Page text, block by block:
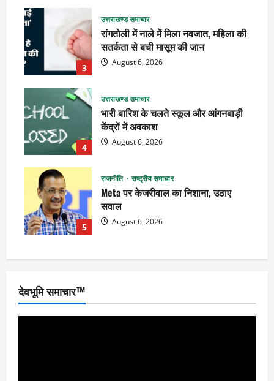
3
उत्तराखण्ड समाचार
रांगतोली में नाले में मिला नवजात, महिला की
सतर्कता से बची मासूम की जान
August 6, 2026
4
उत्तराखण्ड समाचार
भारी बारिश के चलते स्कूल और आंगनबाड़ी
केंद्रों में अवकाश
August 6, 2026
5
राजनीति राष्ट्रीय समाचार
Meta पर केजरीवाल का निशाना, उठाए
सवाल
August 6, 2026
देवभूमि समाचार™